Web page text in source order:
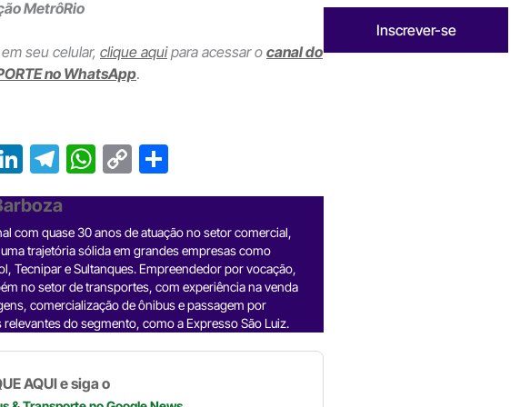
MetrôRio
seu celular, clique aquipara acessar o canal do
no WhatsApp.
Li
n
ke
dI
n
T
el
e
gr
a
m
W
h
s
A
p
p
C
o
y
Li
n
k
h
e
com quase 30 anos de atuação no setor comercial,
trajetória sólida em grandes empresas como
Tecnipar e Sultanques. Empreendedor por vocação,
no setor de transportes, com experiência na venda
comercialização de ônibus e passagem por
relevantes do segmento, como a Expresso São Luiz.
AQUI e siga o
Inscrever-se